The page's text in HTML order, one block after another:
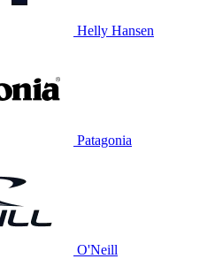
Helly Hansen
Patagonia
O'Neill